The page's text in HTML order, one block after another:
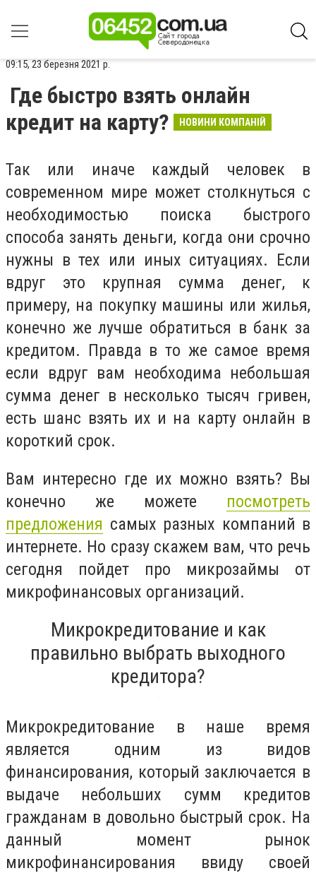
09:15, 23 березня 2021 р.
Где быстро взять онлайн
кредит на карту?
НОВИНИ КОМПАНІЙ
Так или иначе каждый человек в
современном мире может столкнуться с
необходимостью поиска быстрого
способа занять деньги, когда они срочно
нужны в тех или иных ситуациях. Если
вдруг это крупная сумма денег, к
примеру, на покупку машины или жилья,
конечно же лучше обратиться в банк за
кредитом. Правда в то же самое время
если вдруг вам необходима небольшая
сумма денег в несколько тысяч гривен,
есть шанс взять их и на карту онлайн в
короткий срок.
Вам интересно где их можно взять? Вы
конечно же можете посмотреть
предложения самых разных компаний в
интернете. Но сразу скажем вам, что речь
сегодня пойдет про микрозаймы от
микрофинансовых организаций.
Микрокредитование и как
правильно выбрать выходного
кредитора?
Микрокредитование в наше время
является одним из видов
финансирования, который заключается в
выдаче небольших сумм кредитов
гражданам в довольно быстрый срок. На
данный момент рынок
микрофинансирования ввиду своей